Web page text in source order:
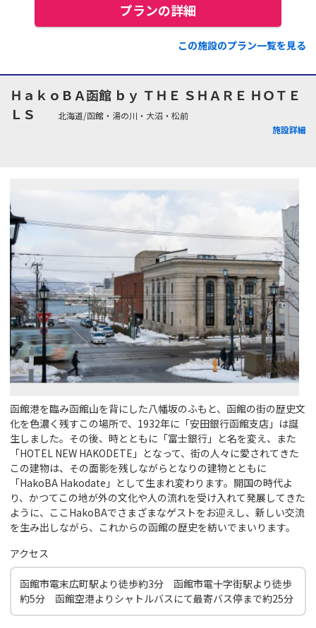
プランの詳細
この施設のプラン一覧を見る
ＨａｋｏＢＡ函館 ｂｙ ＴＨＥ ＳＨＡＲＥ ＨＯＴＥ
ＬＳ
北海道/函館・湯の川・大沼・松前
施設詳細
函館港を臨み函館山を背にした八幡坂のふもと、函館の街の歴史文
化を色濃く残すこの場所で、1932年に「安田銀行函館支店」は誕
生しました。その後、時とともに「富士銀行」と名を変え、また
「HOTEL NEW HAKODETE」となって、街の人々に愛されてきた
この建物は、その面影を残しながらとなりの建物とともに
「HakoBA Hakodate」として生まれ変わります。開国の時代よ
り、かつてこの地が外の文化や人の流れを受け入れて発展してきた
ように、ここHakoBAでさまざまなゲストをお迎えし、新しい交流
を生み出しながら、これからの函館の歴史を紡いでまいります。
アクセス
函館市電末広町駅より徒歩約3分 函館市電十字街駅より徒歩
約5分 函館空港よりシャトルバスにて最寄バス停まで約25分